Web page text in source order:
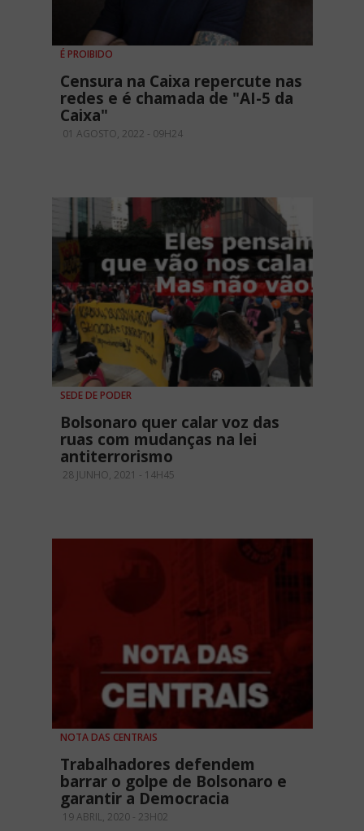
É PROIBIDO
Censura na Caixa repercute nas
redes e é chamada de "AI-5 da
Caixa"
01 AGOSTO, 2022 - 09H24
SEDE DE PODER
Bolsonaro quer calar voz das
ruas com mudanças na lei
antiterrorismo
28 JUNHO, 2021 - 14H45
NOTA DAS CENTRAIS
Trabalhadores defendem
barrar o golpe de Bolsonaro e
garantir a Democracia
19 ABRIL, 2020 - 23H02